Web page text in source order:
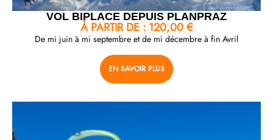
VOL BIPLACE DEPUIS PLANPRAZ
À PARTIR DE : 120,00€
De mi juin à mi septembre et de mi décembre à fin Avril
EN SAVOIR PLUS